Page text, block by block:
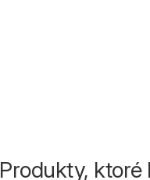
Produkty, ktoré